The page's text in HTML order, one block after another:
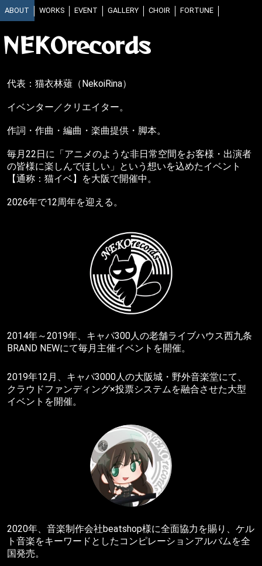
ABOUT WORKS EVENT GALLERY CHOIR FORTUNE
NEKOrecords
代表：猫衣林薙（NekoiRina）
イベンター／クリエイター。
作詞・作曲・編曲・楽曲提供・脚本。
毎月22日に「アニメのような非日常空間をお客様・出演者
の皆様に楽しんでほしい」という想いを込めたイベント
【通称：猫イベ】を大阪で開催中。
2026年で12周年を迎える。
2014年～2019年、キャパ300人の老舗ライブハウス西九条
BRAND NEWにて毎月主催イベントを開催。
2019年12月、キャパ3000人の大阪城・野外音楽堂にて、
クラウドファンディング×投票システムを融合させた大型
イベントを開催。
2020年、音楽制作会社beatshop様に全面協力を賜り、ケル
ト音楽をキーワードとしたコンピレーションアルバムを全
国発売。